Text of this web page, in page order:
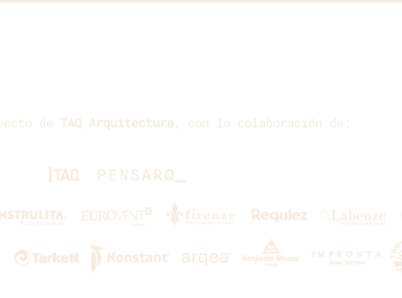
de TAQ Arquitectura, con la colaboración de: